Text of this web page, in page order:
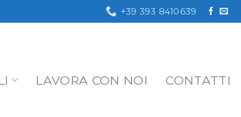
+39 393 8410639
LAVORA CON NOI CONTATTI